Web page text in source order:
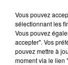
Un feu de
fin de
TITRES
Vous pouvez
sélectionnant les
Vous pouvez
accepter". Vos
pouvez mettre à
moment via le lien